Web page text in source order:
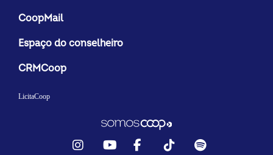
CoopMail
Espaço do conselheiro
CRMCoop
LicitaCoop